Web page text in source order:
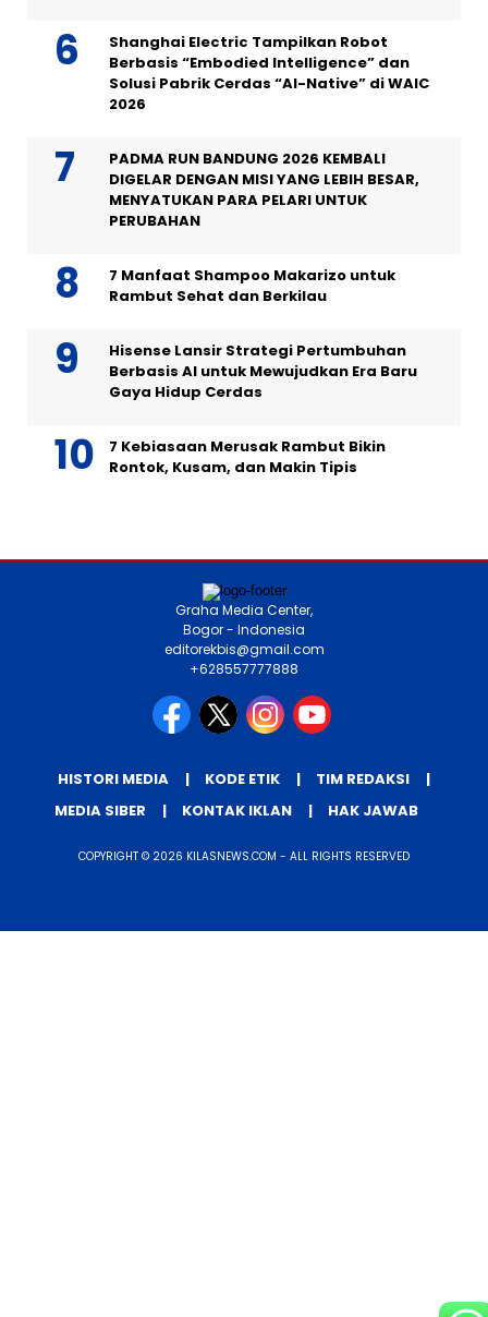
Shanghai Electric Tampilkan Robot
Berbasis “Embodied Intelligence” dan
Solusi Pabrik Cerdas “AI-Native” di WAIC
2026
PADMA RUN BANDUNG 2026 KEMBALI
DIGELAR DENGAN MISI YANG LEBIH BESAR,
MENYATUKAN PARA PELARI UNTUK
PERUBAHAN
7 Manfaat Shampoo Makarizo untuk
Rambut Sehat dan Berkilau
Hisense Lansir Strategi Pertumbuhan
Berbasis AI untuk Mewujudkan Era Baru
Gaya Hidup Cerdas
7 Kebiasaan Merusak Rambut Bikin
Rontok, Kusam, dan Makin Tipis
Graha Media Center,
Bogor - Indonesia
editorekbis@gmail.com
+628557777888
HISTORI MEDIA KODE ETIK
TIM REDAKSI
MEDIA SIBER
KONTAK IKLAN HAK JAWAB
COPYRIGHT © 2026 KILASNEWS.COM - ALL RIGHTS RESERVED